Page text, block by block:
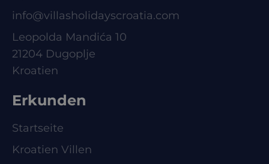
info@villasholidayscroatia.com
Leopolda Mandića 10
21204 Dugoplje
Kroatien
Erkunden
Startseite
Kroatien Villen